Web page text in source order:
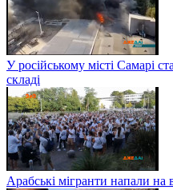
У російському місті Самарі
складі
Арабські мігранти напали на